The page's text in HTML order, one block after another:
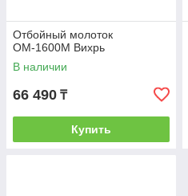
Отбойный молоток
ОМ-1600М Вихрь
В наличии
66 490 ₸
Купить